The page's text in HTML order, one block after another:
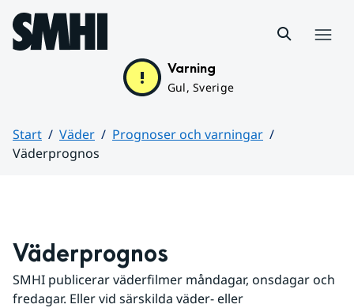
Hoppa till sidans innehåll
Varning
Gul, Sverige
Start Väder
Prognoser och varningar
Väderprognos
Väderprognos
SMHI publicerar väderfilmer måndagar, onsdagar och
fredagar. Eller vid särskilda väder- eller